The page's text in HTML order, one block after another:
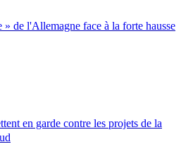
» de l'Allemagne face à la forte hausse
en garde contre les projets de la